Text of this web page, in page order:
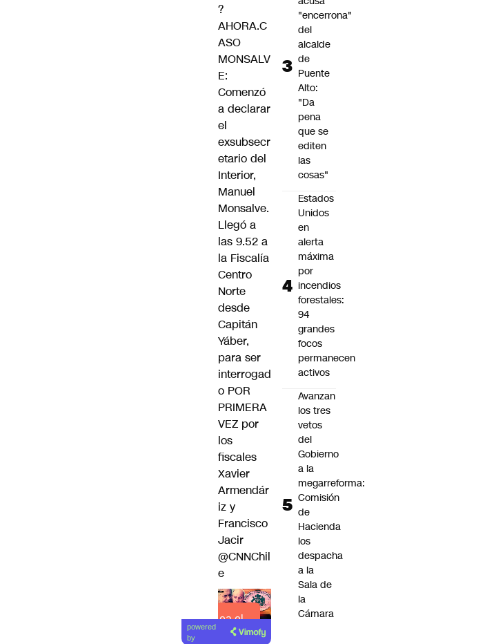
?
AHORA.C
ASO
MONSALV
E:
Comenzó
a declarar
el
exsubsecr
etario del
Interior,
Manuel
Monsalve.
Llegó a
las 9.52 a
la Fiscalía
Centro
Norte
desde
Capitán
Yáber,
para ser
interrogad
o POR
PRIMERA
VEZ por
los
fiscales
Xavier
Armendár
iz y
Francisco
Jacir
@CNNChil
e
Lea el
artículo
powered
by
"encerrona"
del
alcalde
de
Puente
Alto:
"Da
pena
que se
editen
las
cosas"
Estados
Unidos
en
alerta
máxima
por
incendios
forestales:
94
grandes
focos
permanecen
activos
Avanzan
los tres
vetos
del
Gobierno
a la
megarreforma:
Comisión
de
Hacienda
los
despacha
a la
Sala de
la
Cámara